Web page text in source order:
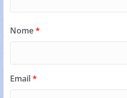
Nome*
Email*